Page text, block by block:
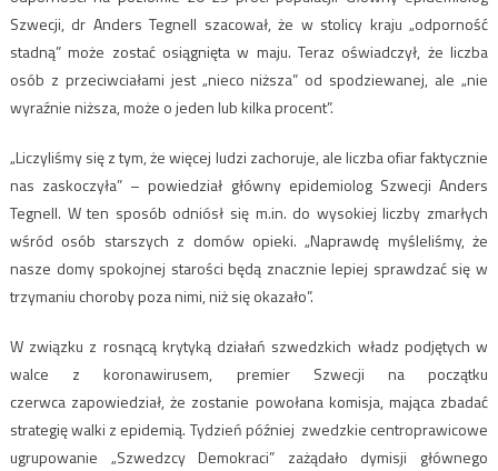
Szwecji, dr Anders Tegnell szacował, że w stolicy kraju „odporność
stadną” może zostać osiągnięta w maju. Teraz oświadczył, że liczba
osób z przeciwciałami jest „nieco niższa” od spodziewanej, ale „nie
wyraźnie niższa, może o jeden lub kilka procent”.
„Liczyliśmy się z tym, że więcej ludzi zachoruje, ale liczba ofiar faktycznie
nas zaskoczyła” – powiedział główny epidemiolog Szwecji Anders
Tegnell. W ten sposób odniósł się m.in. do wysokiej liczby zmarłych
wśród osób starszych z domów opieki. „Naprawdę myśleliśmy, że
nasze domy spokojnej starości będą znacznie lepiej sprawdzać się w
trzymaniu choroby poza nimi, niż się okazało”.
W związku z rosnącą krytyką działań szwedzkich władz podjętych w
walce z koronawirusem, premier Szwecji na początku
czerwca zapowiedział, że zostanie powołana komisja, mająca zbadać
strategię walki z epidemią. Tydzień później zwedzkie centroprawicowe
ugrupowanie „Szwedzcy Demokraci” zażądało dymisji głównego